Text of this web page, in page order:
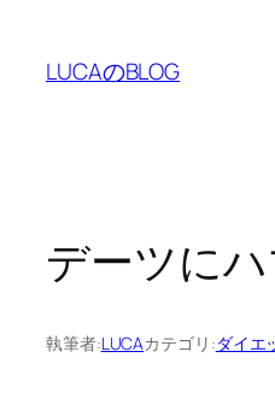
LUCAのBLOG
デーツに
執筆者:LUCAカテゴリ:ダイエ